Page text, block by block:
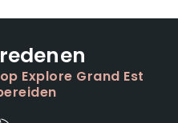
Explore Grand Est